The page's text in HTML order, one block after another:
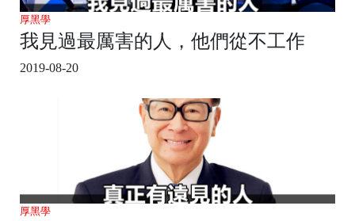
厚黑學
我見過最厲害的人，他們從不工作
2019-08-20
厚黑學